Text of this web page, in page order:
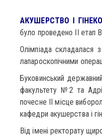
АКУШЕРСТВО І
було проведено ІІ етап
Олімпіада складалася
лапароскопічними
Буковинський
факультету №2 та
почесне ІІ місце
кафедри акушерства і
Від імені ректорату